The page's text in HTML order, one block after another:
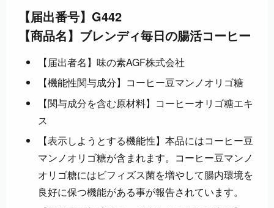
【届出番号】G442
【商品名】ブレンディ毎日の腸活コーヒー
【届出者名】味の素AGF株式会社
【機能性関与成分】コーヒー豆マンノオリゴ糖
【関与成分を含む原材料】コーヒーオリゴ糖エキ
ス
【表示しようとする機能性】本品にはコーヒー豆
マンノオリゴ糖が含まれます。コーヒー豆マンノ
オリゴ糖にはビフィズス菌を増やして腸内環境を
良好に保つ機能がある事が報告されています。